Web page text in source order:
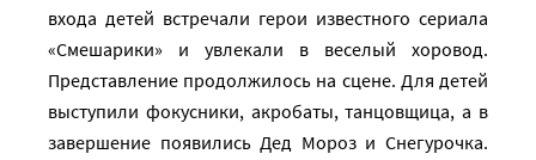
входа детей встречали герои известного сериала
«Смешарики» и увлекали в веселый хоровод.
Представление продолжилось на сцене. Для детей
выступили фокусники, акробаты, танцовщица, а в
завершение появились Дед Мороз и Снегурочка.